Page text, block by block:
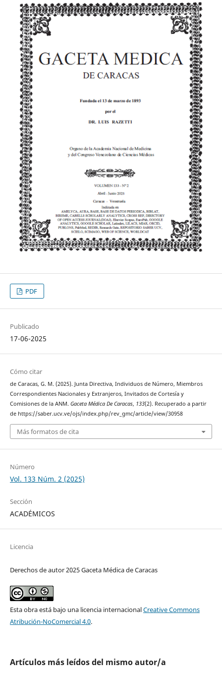
PDF
Publicado
17-06-2025
Cómo citar
de Caracas, G. M. (2025). Junta Directiva, Individuos de Número, Miembros
Correspondientes Nacionales y Extranjeros, Invitados de Cortesía y
Comisiones de la ANM. Gaceta Médica De Caracas, 133(2). Recuperado a partir
de https://saber.ucv.ve/ojs/index.php/rev_gmc/article/view/30958
Más formatos de cita
Número
Vol. 133 Núm. 2 (2025)
Sección
ACADÉMICOS
Licencia
Derechos de autor 2025 Gaceta Médica de Caracas
Esta obra está bajo una licencia internacionalCreative Commons
Atribución-NoComercial 4.0.
Artículos más leídos del mismo autor/a